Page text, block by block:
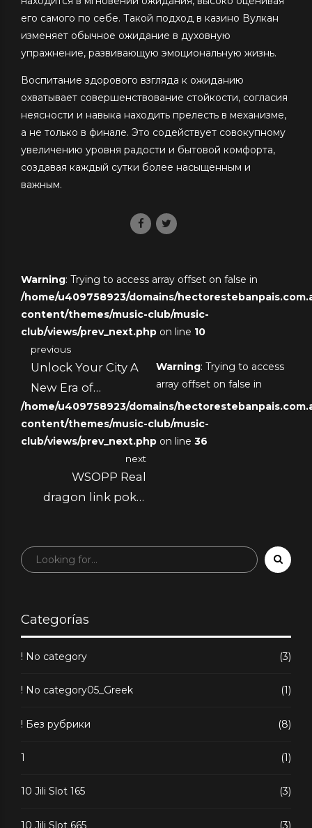
его самого по себе. Такой подход в казино Вулкан
изменяет обычное ожидание в духовную
упражнение, развивающую эмоциональную жизнь.
Воспитание здорового взгляда к ожиданию
охватывает совершенствование стойкости, согласия
неясности и навыка находить прелесть в механизме,
а не только в финале. Это содействует совокупному
увеличению уровня радости и бытовой комфорта,
создавая каждый сутки более насыщенным и
важным.
Warning: Trying to access array offset on false in
/home/u409758923/domains/
content/themes/music-club/music-
club/views/prev_next.php on line 10
previous
Unlock Your City A
New Era of
Micromobility and
Urban Freedom
Warning: Trying to access
array offset on false in
/home/u409758923/domains/
content/themes/music-club/music-
club/views/prev_next.php on line 36
next
WSOPP Real
dragon link pokie
Reputation
Categorías
! No category (3)
! No category05_Greek (1)
! Без рубрики (8)
1 (1)
10 Jili Slot 165 (3)
10 Jili Slot 665 (3)